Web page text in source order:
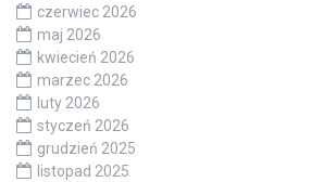
czerwiec 2026
maj 2026
kwiecień 2026
marzec 2026
luty 2026
styczeń 2026
grudzień 2025
listopad 2025